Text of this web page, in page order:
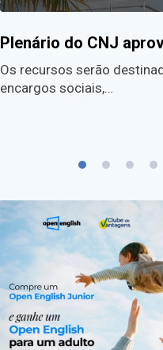
Plenário do CNJ
Os recursos serão
encargos sociais,…